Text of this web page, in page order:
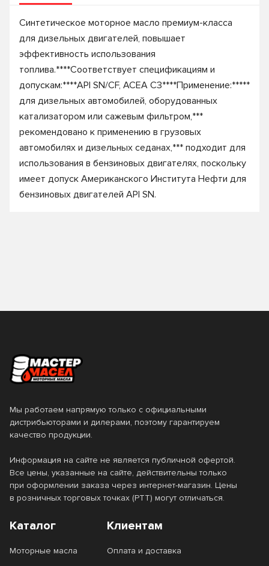
Синтетическое моторное масло премиум-класса
для дизельных двигателей, повышает
эффективность использования
топлива.****Соответствует спецификациям и
допускам:****API SN/CF, ACEA C3****Применение:*****
для дизельных автомобилей, оборудованных
катализатором или cажевым фильтром,***
рекомендовано к применению в грузовых
автомобилях и дизельных седанах,*** подходит для
использования в бензиновых двигателях, поскольку
имеет допуск Американского Института Нефти для
бензиновых двигателей API SN.
Мы работаем напрямую только с официальными
дистрибьюторами и дилерами, поэтому гарантируем
качество продукции.
Информация на сайте не является публичной офертой.
Все цены, указанные на сайте, действительны только
при оформлении заказа через интернет-магазин. Цены
в розничных торговых точках (РТТ) могут отличаться.
Каталог
Моторные масла
Клиентам
Оплата и доставка